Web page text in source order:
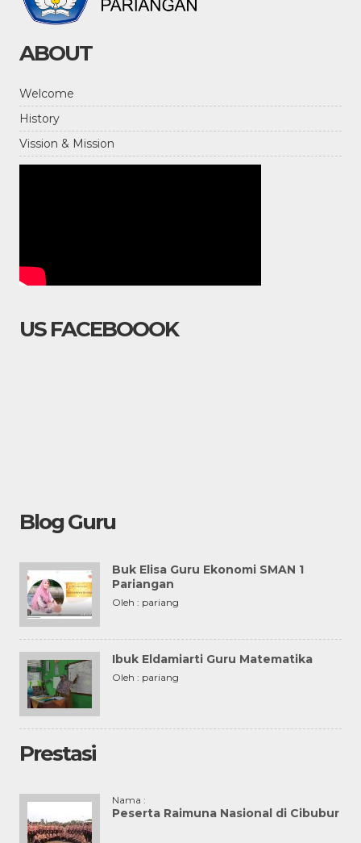
ABOUT
Welcome
History
Vission & Mission
US FACEBOOOK
Blog Guru
Buk Elisa Guru Ekonomi SMAN 1
Pariangan
Oleh : pariang
Ibuk Eldamiarti Guru Matematika
Oleh : pariang
Prestasi
Nama :
Peserta Raimuna Nasional di Cibubur